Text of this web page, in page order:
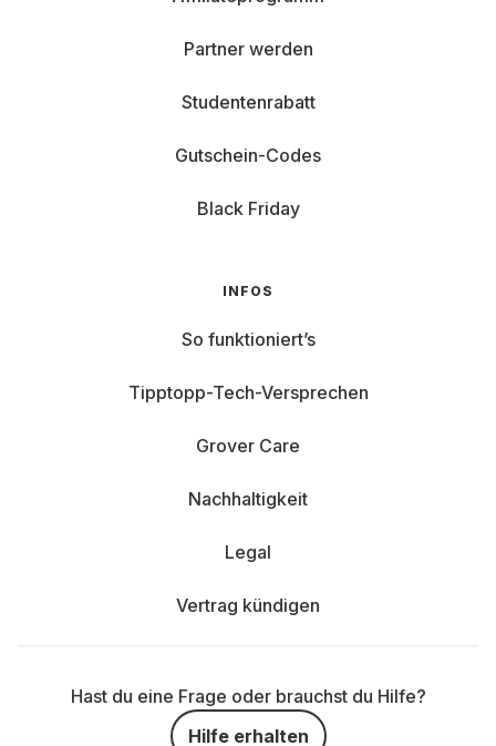
Partner werden
Studentenrabatt
Gutschein-Codes
Black Friday
INFOS
So funktioniert’s
Tipptopp-Tech-Versprechen
Grover Care
Nachhaltigkeit
Legal
Vertrag kündigen
Hast du eine Frage oder brauchst du Hilfe?
Hilfe erhalten